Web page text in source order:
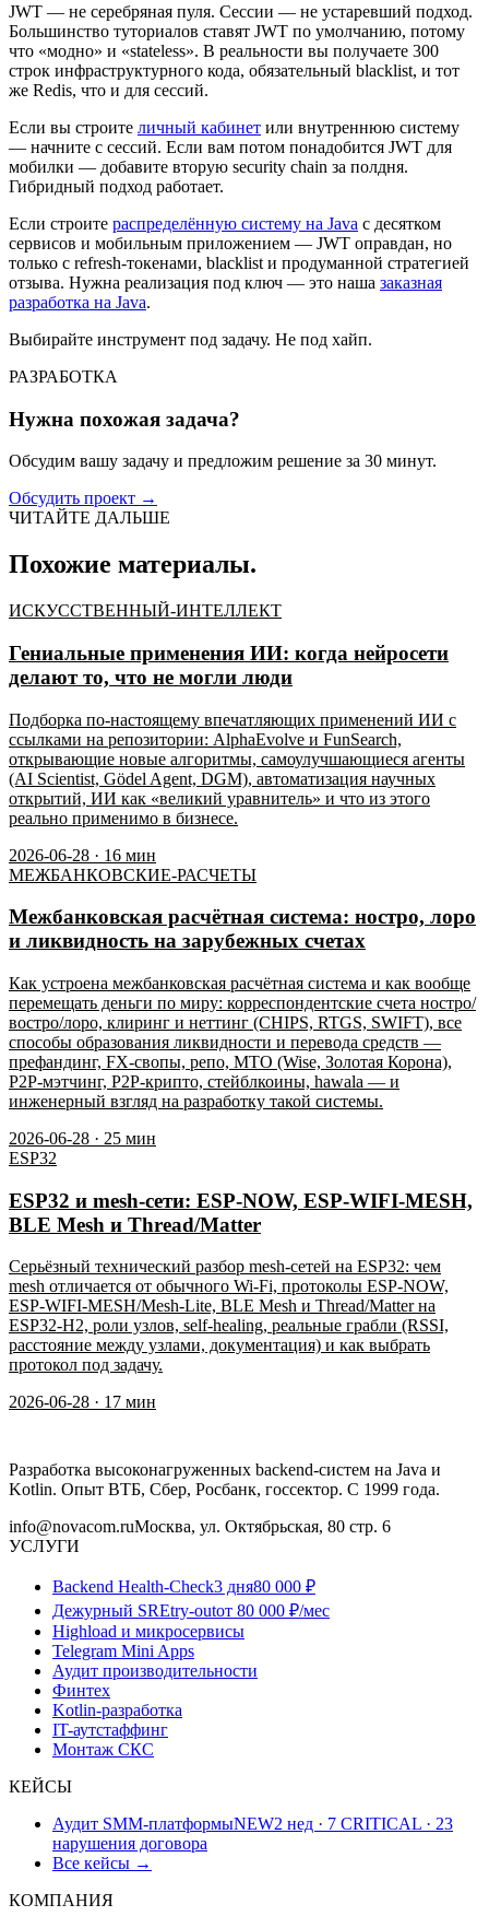
JWT — не серебряная пуля. Сессии — не устаревший подход.
Большинство туториалов ставят JWT по умолчанию, потому
что «модно» и «stateless». В реальности вы получаете 300
строк инфраструктурного кода, обязательный blacklist, и тот
же Redis, что и для сессий.
Если вы строите личный кабинет или внутреннюю систему
— начните с сессий. Если вам потом понадобится JWT для
мобилки — добавите вторую security chain за полдня.
Гибридный подход работает.
Если строите распределённую систему на Java с десятком
сервисов и мобильным приложением — JWT оправдан, но
только с refresh-токенами, blacklist и продуманной стратегией
отзыва. Нужна реализация под ключ — это наша заказная
разработка на Java.
Выбирайте инструмент под задачу. Не под хайп.
РАЗРАБОТКА
Нужна похожая задача?
Обсудим вашу задачу и предложим решение за 30 минут.
Обсудить проект →
ЧИТАЙТЕ ДАЛЬШЕ
Похожие материалы.
ИСКУССТВЕННЫЙ-ИНТЕЛЛЕКТ
Гениальные применения ИИ: когда нейросети
делают то, что не могли люди
Подборка по-настоящему впечатляющих применений ИИ с
ссылками на репозитории: AlphaEvolve и FunSearch,
открывающие новые алгоритмы, самоулучшающиеся агенты
(AI Scientist, Gödel Agent, DGM), автоматизация научных
открытий, ИИ как «великий уравнитель» и что из этого
реально применимо в бизнесе.
2026-06-28 · 16 мин
МЕЖБАНКОВСКИЕ-РАСЧЕТЫ
Межбанковская расчётная система: ностро, лоро
и ликвидность на зарубежных счетах
Как устроена межбанковская расчётная система и как вообще
перемещать деньги по миру: корреспондентские счета ностро/
востро/лоро, клиринг и неттинг (CHIPS, RTGS, SWIFT), все
способы образования ликвидности и перевода средств —
префандинг, FX-свопы, репо, MTO (Wise, Золотая Корона),
P2P-мэтчинг, P2P-крипто, стейблкоины, hawala — и
инженерный взгляд на разработку такой системы.
2026-06-28 · 25 мин
ESP32
ESP32 и mesh-сети: ESP-NOW, ESP-WIFI-MESH,
BLE Mesh и Thread/Matter
Серьёзный технический разбор mesh-сетей на ESP32: чем
mesh отличается от обычного Wi-Fi, протоколы ESP-NOW,
ESP-WIFI-MESH/Mesh-Lite, BLE Mesh и Thread/Matter на
ESP32-H2, роли узлов, self-healing, реальные грабли (RSSI,
расстояние между узлами, документация) и как выбрать
протокол под задачу.
2026-06-28 · 17 мин
Разработка высоконагруженных backend-систем на Java и
Kotlin. Опыт ВТБ, Сбер, Росбанк, госсектор. С 1999 года.
info@novacom.ruМосква, ул. Октябрьская, 80 стр. 6
УСЛУГИ
Backend Health-Check3 дня80 000 ₽
Дежурный SREtry-outот 80 000 ₽/мес
Highload и микросервисы
Telegram Mini Apps
Аудит производительности
Финтех
Kotlin-разработка
IT-аутстаффинг
Монтаж СКС
КЕЙСЫ
Аудит SMM-платформыNEW2 нед · 7 CRITICAL · 23
нарушения договора
Все кейсы →
КОМПАНИЯ